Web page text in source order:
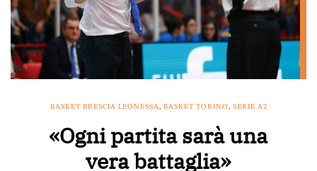
BASKET BRESCIA LEONESSA, BASKET TORINO, SERIE A2
«Ogni partita sarà una
vera battaglia»